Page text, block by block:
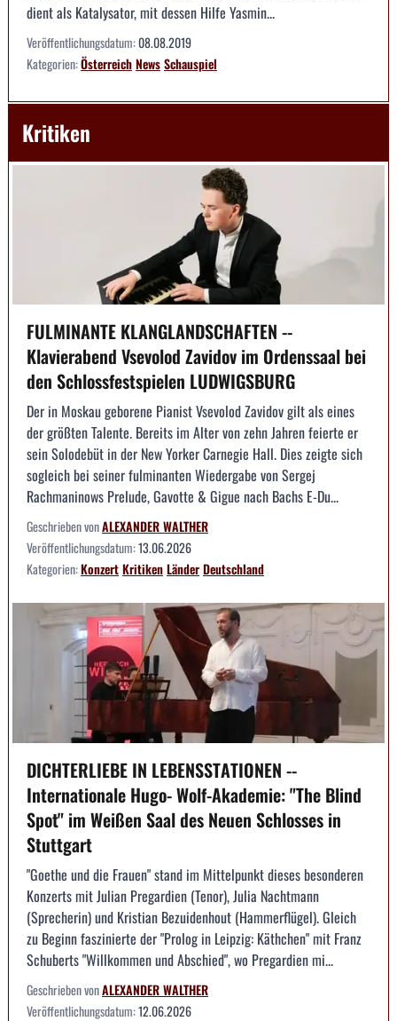
dient als Katalysator, mit dessen Hilfe Yasmin...
Veröffentlichungsdatum:08.08.2019
Kategorien:ÖsterreichNewsSchauspiel
Kritiken
FULMINANTE KLANGLANDSCHAFTEN --
Klavierabend Vsevolod Zavidov im Ordenssaal bei
den Schlossfestspielen LUDWIGSBURG
Der in Moskau geborene Pianist Vsevolod Zavidov gilt als eines
der größten Talente. Bereits im Alter von zehn Jahren feierte er
sein Solodebüt in der New Yorker Carnegie Hall. Dies zeigte sich
sogleich bei seiner fulminanten Wiedergabe von Sergej
Rachmaninows Prelude, Gavotte & Gigue nach Bachs E-Du...
Geschrieben vonALEXANDER WALTHER
Veröffentlichungsdatum:13.06.2026
Kategorien:KonzertKritikenLänderDeutschland
DICHTERLIEBE IN LEBENSSTATIONEN --
Internationale Hugo- Wolf-Akademie: "The Blind
Spot" im Weißen Saal des Neuen Schlosses in
Stuttgart
"Goethe und die Frauen" stand im Mittelpunkt dieses besonderen
Konzerts mit Julian Pregardien (Tenor), Julia Nachtmann
(Sprecherin) und Kristian Bezuidenhout (Hammerflügel). Gleich
zu Beginn faszinierte der "Prolog in Leipzig: Käthchen" mit Franz
Schuberts "Willkommen und Abschied", wo Pregardien mi...
Geschrieben vonALEXANDER WALTHER
Veröffentlichungsdatum:12.06.2026